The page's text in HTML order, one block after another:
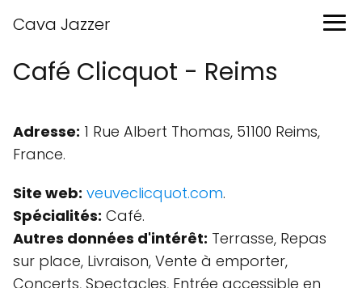
Cava Jazzer
Café Clicquot - Reims
Adresse: 1 Rue Albert Thomas, 51100 Reims,
France.
Site web: veuveclicquot.com.
Spécialités: Café.
Autres données d'intérêt: Terrasse, Repas
sur place, Livraison, Vente à emporter,
Concerts, Spectacles, Entrée accessible en